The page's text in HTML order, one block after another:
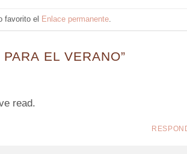
favorito el Enlace permanente.
EL VERANO”
read.